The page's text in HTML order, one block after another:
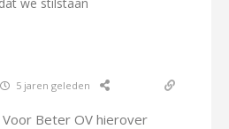
5 jaren geleden
Beter OV hierover